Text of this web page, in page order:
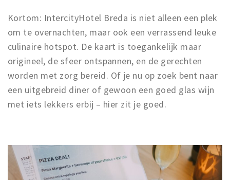
Kortom: IntercityHotel Breda is niet alleen een plek
om te overnachten, maar ook een verrassend leuke
culinaire hotspot. De kaart is toegankelijk maar
origineel, de sfeer ontspannen, en de gerechten
worden met zorg bereid. Of je nu op zoek bent naar
een uitgebreid diner of gewoon een goed glas wijn
met iets lekkers erbij – hier zit je goed.